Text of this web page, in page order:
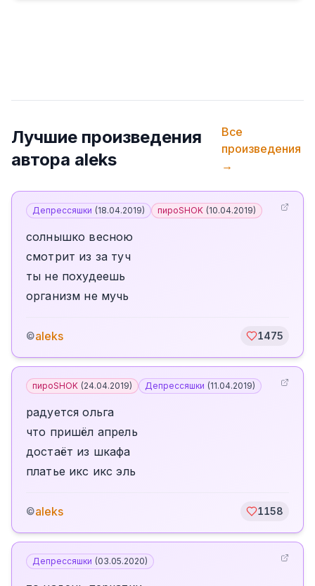
Лучшие произведения
автора aleks
Все
произведения
→
Депрессяшки (18.04.2019) пироSHOK (10.04.2019)
солнышко весною
смотрит из за туч
ты не похудеешь
организм не мучь
©aleks 1475
пироSHOK (24.04.2019) Депрессяшки (11.04.2019)
радуется ольга
что пришёл апрель
достаёт из шкафа
платье икс икс эль
©aleks 1158
Депрессяшки (03.05.2020)